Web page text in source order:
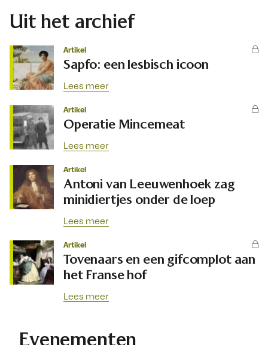
Uit het archief
Artikel
Sapfo: een lesbisch icoon
Lees meer
Artikel
Operatie Mincemeat
Lees meer
Artikel
Antoni van Leeuwenhoek zag
minidiertjes onder de loep
Lees meer
Artikel
Tovenaars en een gifcomplot aan
het Franse hof
Lees meer
Evenementen